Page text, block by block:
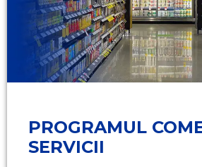
PROGRAMUL
SERVICII